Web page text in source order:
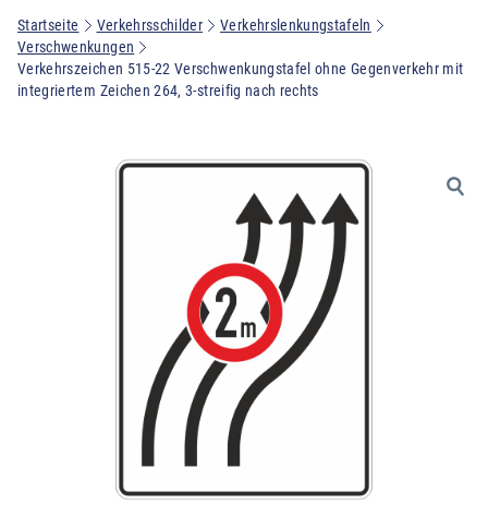
Startseite Verkehrsschilder
Verkehrslenkungstafeln
Verschwenkungen
Verkehrszeichen 515-22 Verschwenkungstafel ohne Gegenverkehr mit
integriertem Zeichen 264, 3-streifig nach rechts